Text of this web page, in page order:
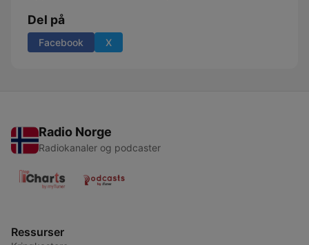
Del på
Facebook X
Radio Norge
Radiokanaler og podcaster
Ressurser